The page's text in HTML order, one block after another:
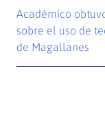
Académico
sobre el uso de
de Magallanes